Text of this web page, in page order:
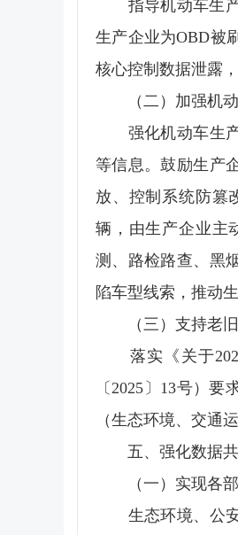
指导机动车生产
生产企业为OBD被
核心控制数据泄露
（二）加强机动
强化机动车生产
等信息。鼓励生产
放、控制系统防篡
辆，由生产企业主
测、路检路查、黑
陷车型线索，推动
（三）支持老旧
落实《关于2025
〔2025〕13号）
（生态环境、交通
五、强化数据共
（一）实现各部
生态环境、公安